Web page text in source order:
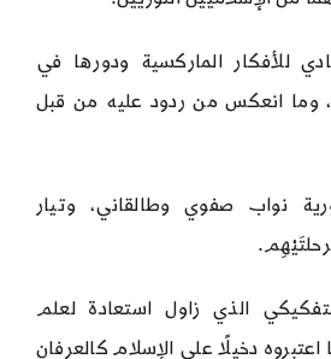
للأفكار الماركسية ودورها في
وما انعكس من ردود عليه من قبل
نواب صفوي وطالقاني، وتيار
الذي زاول استعادة لعلم
دخيلًا على الإسلام كالعرفان